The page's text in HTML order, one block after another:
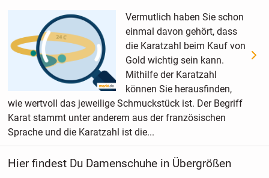
Vermutlich haben Sie schon
einmal davon gehört, dass
die Karatzahl beim Kauf von
Gold wichtig sein kann.
Mithilfe der Karatzahl
können Sie herausfinden,
wie wertvoll das jeweilige Schmuckstück ist. Der Begriff
Karat stammt unter anderem aus der französischen
Sprache und die Karatzahl ist die...
Hier findest Du Damenschuhe in Übergrößen